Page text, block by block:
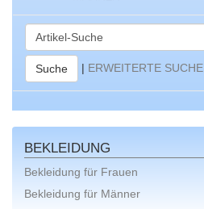
Suche | ERWEITERTE SUCHE
BEKLEIDUNG
Bekleidung für Frauen
Bekleidung für Männer